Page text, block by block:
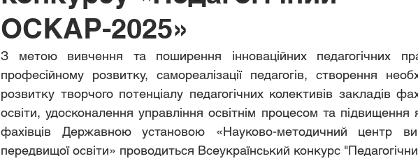
ОСКАР-2025»
З метою вивчення та поширення інноваційних педагогічних
професійному розвитку, самореалізації педагогів, створення
розвитку творчого потенціалу педагогічних колективів закладів
освіти, удосконалення управління освітнім процесом та підвищення
фахівців Державною установою «Науково-методичний центр
передвищої освіти» проводиться Всеукраїнський конкурс